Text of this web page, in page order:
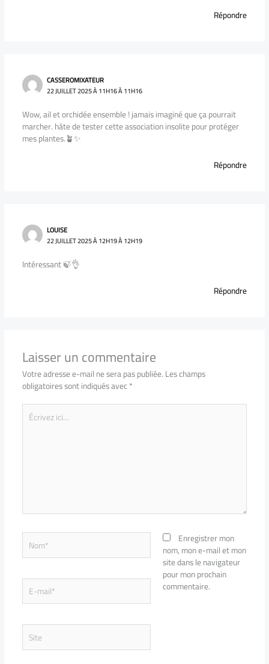
Répondre
CASSEROMIXATEUR
22 JUILLET 2025 À 11H16 À 11H16
Wow, ail et orchidée ensemble ! jamais imaginé que ça pourrait
marcher. hâte de tester cette association insolite pour protéger
mes plantes.🪴✨
Répondre
LOUISE
22 JUILLET 2025 À 12H19 À 12H19
Intéressant 🍃👌
Répondre
Laisser un commentaire
Votre adresse e-mail ne sera pas publiée.Les champs
obligatoires sont indiqués avec*
Écrivez
ici…
Nom*
E-
mail*
Site
Enregistrer mon
nom, mon e-mail et mon
site dans le navigateur
pour mon prochain
commentaire.